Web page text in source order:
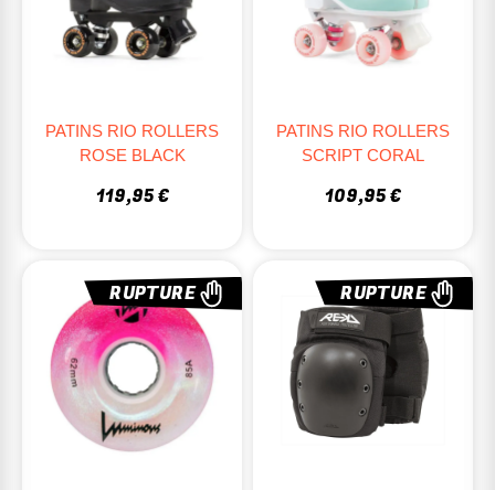
PATINS RIO ROLLERS
ROSE BLACK
119,95 €
PATINS RIO ROLLERS
SCRIPT CORAL
109,95 €
RUPTURE RUPTURE